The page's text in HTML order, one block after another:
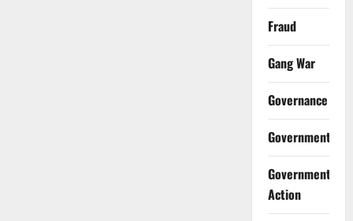
Fraud
Gang War
Governance
Government
Government
Action